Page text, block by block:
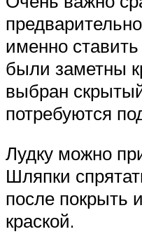
именно
были заметны
выбран
потребуются
Лудку можно
Шляпки
после покрыть
краской.